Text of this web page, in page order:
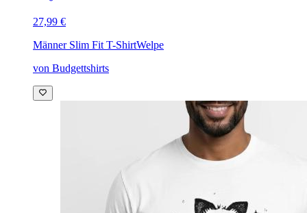
27,99 €
Männer Slim Fit T-ShirtWelpe
von Budgettshirts